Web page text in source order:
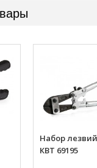
Набор
КВТ 69195